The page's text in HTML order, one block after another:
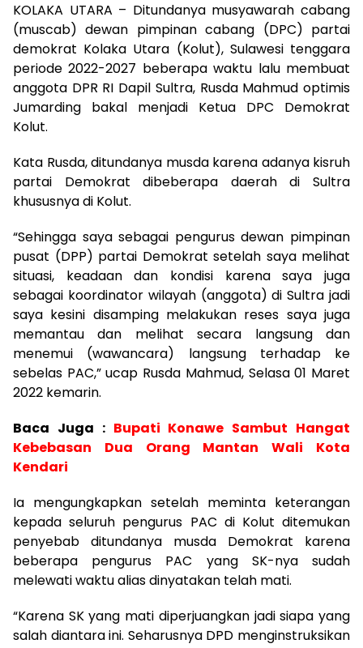
KOLAKA UTARA – Ditundanya musyawarah cabang
(muscab) dewan pimpinan cabang (DPC) partai
demokrat Kolaka Utara (Kolut), Sulawesi tenggara
periode 2022-2027 beberapa waktu lalu membuat
anggota DPR RI Dapil Sultra, Rusda Mahmud optimis
Jumarding bakal menjadi Ketua DPC Demokrat
Kolut.
Kata Rusda, ditundanya musda karena adanya kisruh
partai Demokrat dibeberapa daerah di Sultra
khususnya di Kolut.
“Sehingga saya sebagai pengurus dewan pimpinan
pusat (DPP) partai Demokrat setelah saya melihat
situasi, keadaan dan kondisi karena saya juga
sebagai koordinator wilayah (anggota) di Sultra jadi
saya kesini disamping melakukan reses saya juga
memantau dan melihat secara langsung dan
menemui (wawancara) langsung terhadap ke
sebelas PAC,” ucap Rusda Mahmud, Selasa 01 Maret
2022 kemarin.
Baca Juga : Bupati Konawe Sambut Hangat
Kebebasan Dua Orang Mantan Wali Kota
Kendari
Ia mengungkapkan setelah meminta keterangan
kepada seluruh pengurus PAC di Kolut ditemukan
penyebab ditundanya musda Demokrat karena
beberapa pengurus PAC yang SK-nya sudah
melewati waktu alias dinyatakan telah mati.
“Karena SK yang mati diperjuangkan jadi siapa yang
salah diantara ini. Seharusnya DPD menginstruksikan